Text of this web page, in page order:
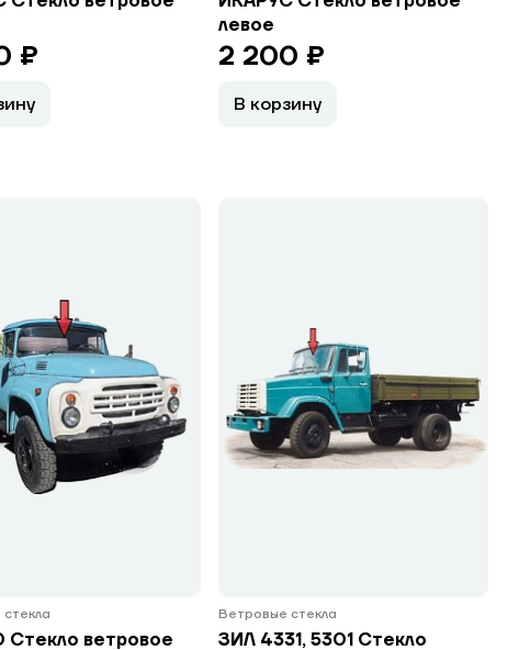
₽
левое
2 200 ₽
В корзину
Стекло ветровое
Ветровые стекла
ЗИЛ 4331, 5301 Стекло